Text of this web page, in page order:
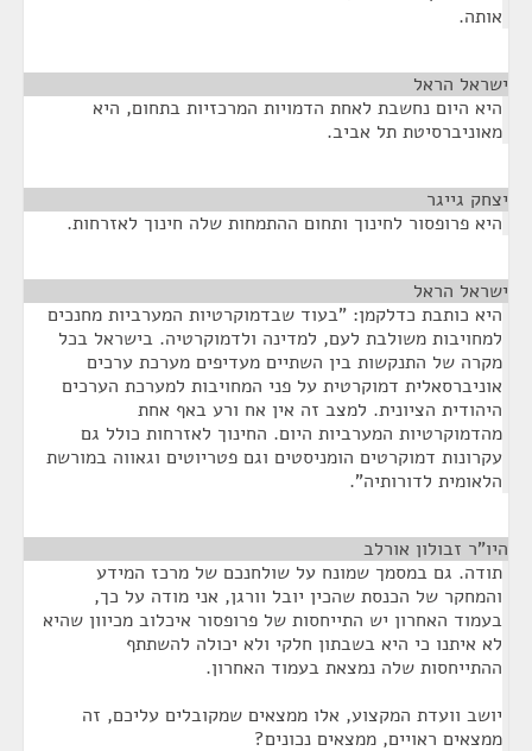
אותה.
ישראל הראל
היא היום נחשבת לאחת הדמויות המרכזיות בתחום, היא
מאוניברסיטת תל אביב.
יצחק גייגר
היא פרופסור לחינוך ותחום ההתמחות שלה חינוך לאזרחות.
ישראל הראל
היא כותבת כדלקמן: "בעוד שבדמוקרטיות המערביות מחנכים
למחויבות משולבת לעם, למדינה ולדמוקרטיה. בישראל בכל
מקרה של התנקשות בין השתיים מעדיפים מערכת ערכים
אוניברסאלית דמוקרטית על פני המחויבות למערכת הערכים
היהודית הציונית. למצב זה אין אח ורע באף אחת
מהדמוקרטיות המערביות היום. החינוך לאזרחות כולל גם
עקרונות דמוקרטים הומניסטים וגם פטריוטים וגאווה במורשת
הלאומית לדורותיה".
היו"ר זבולון אורלב
תודה. גם במסמך שמונח על שולחנכם של מרכז המידע
והמחקר של הכנסת שהכין יובל וורגן, אני מודה על כך,
בעמוד האחרון יש התייחסות של פרופסור איכלוב מכיוון שהיא
לא איתנו כי היא בשבתון חלקי ולא יכולה להשתתף
ההתייחסות שלה נמצאת בעמוד האחרון.
יושב וועדת המקצוע, אלו ממצאים שמקובלים עליכם, זה
ממצאים ראויים, ממצאים נכונים?